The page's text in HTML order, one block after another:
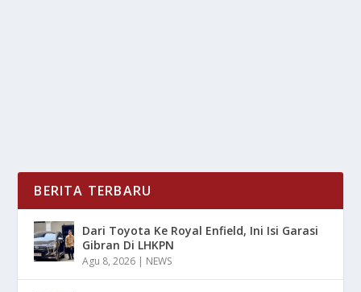
BERITA TERBARU
Dari Toyota Ke Royal Enfield, Ini Isi Garasi
Gibran Di LHKPN
Agu 8, 2026 | NEWS